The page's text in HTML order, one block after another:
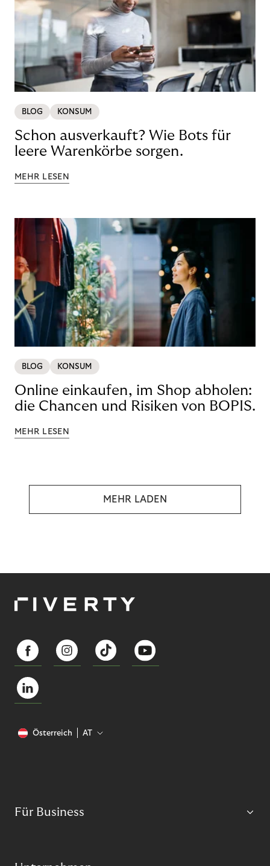
BLOG KONSUM
Schon ausverkauft? Wie Bots für
leere Warenkörbe sorgen.
MEHR LESEN
BLOG KONSUM
Online einkaufen, im Shop abholen:
die Chancen und Risiken von BOPIS.
MEHR LESEN
MEHR LADEN
Österreich AT
Für Business